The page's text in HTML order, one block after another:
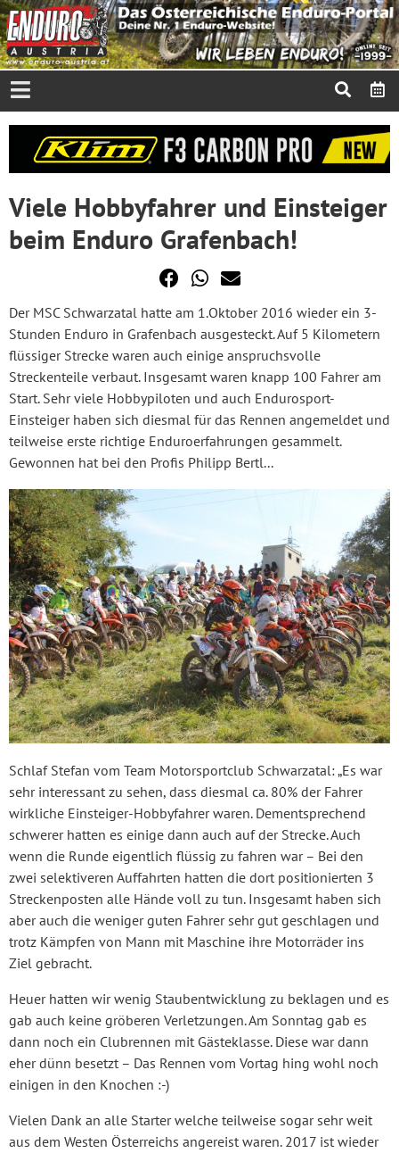
Viele Hobbyfahrer und Einsteiger
beim Enduro Grafenbach!
Der MSC Schwarzatal hatte am 1.Oktober 2016 wieder ein 3-
Stunden Enduro in Grafenbach ausgesteckt. Auf 5 Kilometern
flüssiger Strecke waren auch einige anspruchsvolle
Streckenteile verbaut. Insgesamt waren knapp 100 Fahrer am
Start. Sehr viele Hobbypiloten und auch Endurosport-
Einsteiger haben sich diesmal für das Rennen angemeldet und
teilweise erste richtige Enduroerfahrungen gesammelt.
Gewonnen hat bei den Profis Philipp Bertl...
Schlaf Stefan vom Team Motorsportclub Schwarzatal: „Es war
sehr interessant zu sehen, dass diesmal ca. 80% der Fahrer
wirkliche Einsteiger-Hobbyfahrer waren. Dementsprechend
schwerer hatten es einige dann auch auf der Strecke. Auch
wenn die Runde eigentlich flüssig zu fahren war – Bei den
zwei selektiveren Auffahrten hatten die dort positionierten 3
Streckenposten alle Hände voll zu tun. Insgesamt haben sich
aber auch die weniger guten Fahrer sehr gut geschlagen und
trotz Kämpfen von Mann mit Maschine ihre Motorräder ins
Ziel gebracht.
Heuer hatten wir wenig Staubentwicklung zu beklagen und es
gab auch keine gröberen Verletzungen. Am Sonntag gab es
dann noch ein Clubrennen mit Gästeklasse. Diese war dann
eher dünn besetzt – Das Rennen vom Vortag hing wohl noch
einigen in den Knochen :-)
Vielen Dank an alle Starter welche teilweise sogar sehr weit
aus dem Westen Österreichs angereist waren. 2017 ist wieder